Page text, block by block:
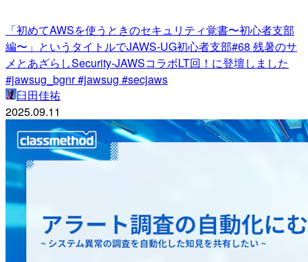
「初めてAWSを使うときのセキュリティ覚書〜初心者支部
編〜」というタイトルでJAWS-UG初心者支部#68 残暑のサ
メとあざらしSecurity-JAWSコラボLT回！に登壇しました
#jawsug_bgnr #jawsug #secjaws
臼田佳祐
2025.09.11